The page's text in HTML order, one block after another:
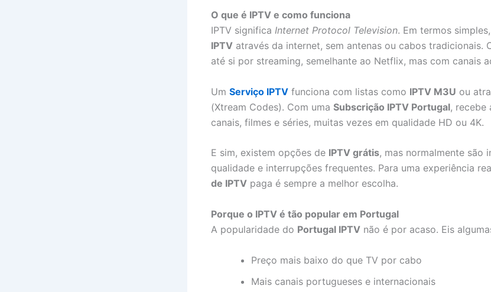
O que é IPTV e como funciona
IPTV significa Internet Protocol Television. Em termos
IPTV através da internet, sem antenas ou cabos tradicionais.
até si por streaming, semelhante ao Netflix, mas com canais
Um Serviço IPTV funciona com listas como IPTV M3U ou
(Xtream Codes). Com uma Subscrição IPTV Portugal, recebe
canais, filmes e séries, muitas vezes em qualidade HD ou 4K.
E sim, existem opções de IPTV grátis, mas normalmente são
qualidade e interrupções frequentes. Para uma experiência
de IPTV paga é sempre a melhor escolha.
Porque o IPTV é tão popular em Portugal
A popularidade do Portugal IPTV não é por acaso. Eis
Preço mais baixo do que TV por cabo
Mais canais portugueses e internacionais